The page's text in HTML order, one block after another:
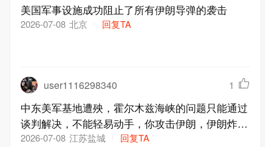
美国军事设施成功阻止了所有伊朗导弹的袭击
2026-07-08 北京 回复TA
user1116298340 1
中东美军基地遭殃，霍尔木兹海峡的问题只能通过
谈判解决，不能轻易动手，你攻击伊朗，伊朗炸你
基地双方都占不了什么便宜
2026-07-08 江苏盐城 回复TA